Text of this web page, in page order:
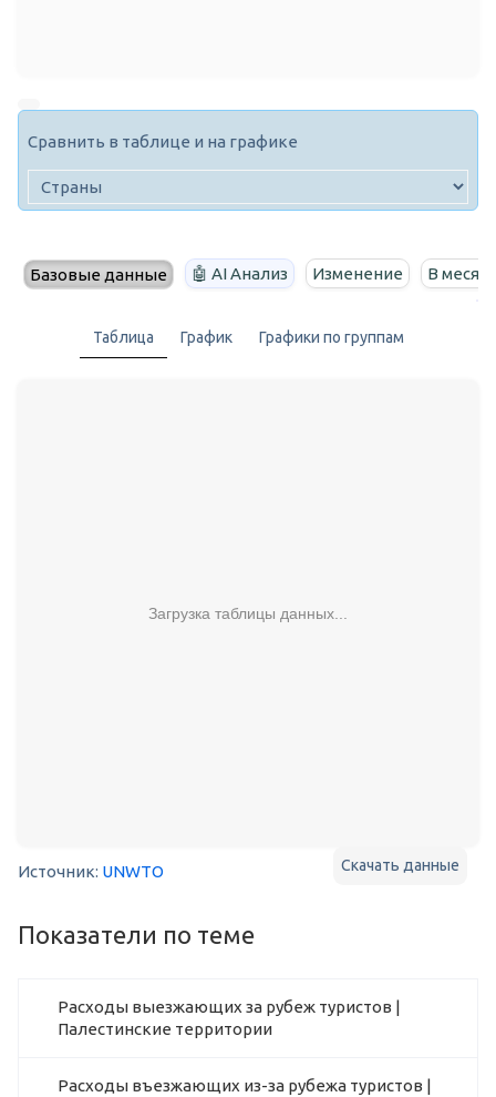
Сравнить в таблице и на графике
Базовые данные 🤖 AI Анализ Изменение В месяц
Таблица График Графики по группам
Загрузка таблицы данных...
Скачать данные
Источник: UNWTO
Показатели по теме
Расходы выезжающих за рубеж туристов |
Палестинские территории
Расходы въезжающих из-за рубежа туристов |